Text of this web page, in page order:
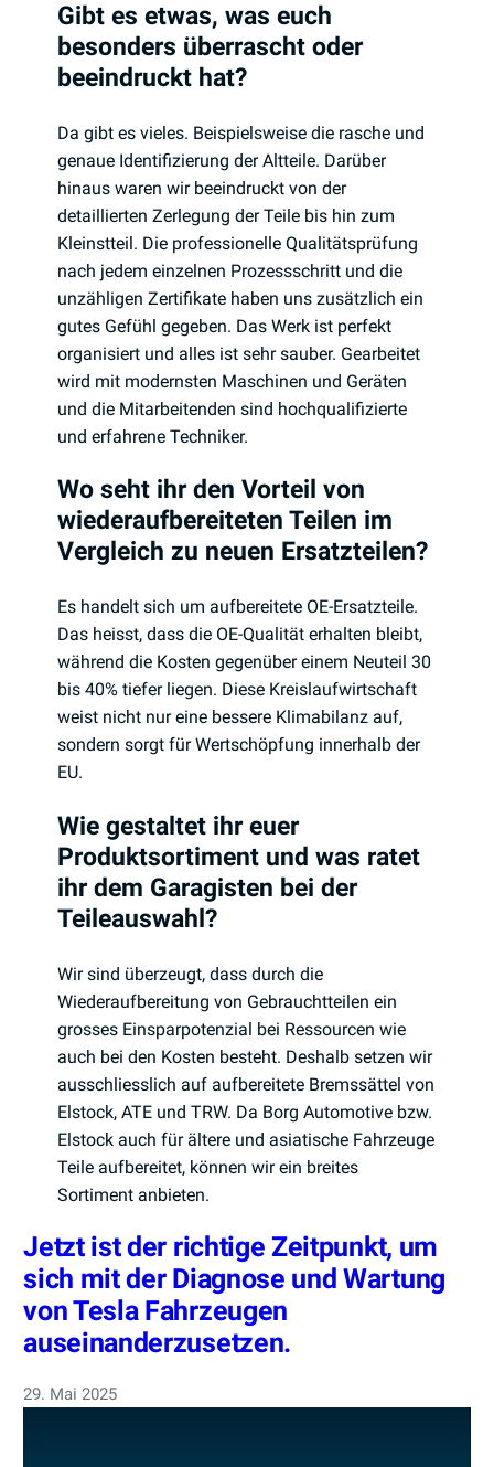
Gibt es etwas, was euch
besonders überrascht oder
beeindruckt hat?
Da gibt es vieles. Beispielsweise die rasche und
genaue Identifizierung der Altteile. Darüber
hinaus waren wir beeindruckt von der
detaillierten Zerlegung der Teile bis hin zum
Kleinstteil. Die professionelle Qualitätsprüfung
nach jedem einzelnen Prozessschritt und die
unzähligen Zertifikate haben uns zusätzlich ein
gutes Gefühl gegeben. Das Werk ist perfekt
organisiert und alles ist sehr sauber. Gearbeitet
wird mit modernsten Maschinen und Geräten
und die Mitarbeitenden sind hochqualifizierte
und erfahrene Techniker.
Wo seht ihr den Vorteil von
wiederaufbereiteten Teilen im
Vergleich zu neuen Ersatzteilen?
Es handelt sich um aufbereitete OE-Ersatzteile.
Das heisst, dass die OE-Qualität erhalten bleibt,
während die Kosten gegenüber einem Neuteil 30
bis 40% tiefer liegen. Diese Kreislaufwirtschaft
weist nicht nur eine bessere Klimabilanz auf,
sondern sorgt für Wertschöpfung innerhalb der
EU.
Wie gestaltet ihr euer
Produktsortiment und was ratet
ihr dem Garagisten bei der
Teileauswahl?
Wir sind überzeugt, dass durch die
Wiederaufbereitung von Gebrauchtteilen ein
grosses Einsparpotenzial bei Ressourcen wie
auch bei den Kosten besteht. Deshalb setzen wir
ausschliesslich auf aufbereitete Bremssättel von
Elstock, ATE und TRW. Da Borg Automotive bzw.
Elstock auch für ältere und asiatische Fahrzeuge
Teile aufbereitet, können wir ein breites
Sortiment anbieten.
Jetzt ist der richtige Zeitpunkt, um
sich mit der Diagnose und Wartung
von Tesla Fahrzeugen
auseinanderzusetzen.
29. Mai 2025